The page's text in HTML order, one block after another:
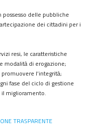
delle pubbliche
dei cittadini per i
resi, le caratteristiche
modalità di erogazione;
l’integrità;
fase del ciclo di gestione
miglioramento.
TRASPARENTE